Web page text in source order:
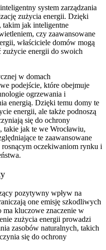
system zarządzania
zużycia energii. Dzięki
takim jak inteligentne
czy zaawansowane
właściciele domów mogą
energii do swoich
w domach
podejście, które obejmuje
ogrzewania i
energią. Dzięki temu domy te
energii, ale także podnoszą
się do ochrony
jak te we Wrocławiu,
te zaawansowane
oczekiwaniom rynku i
pozytywny wpływ na
one emisję szkodliwych
kluczowe znaczenie w
zużycia energii prowadzi
zasobów naturalnych, takich
się do ochrony